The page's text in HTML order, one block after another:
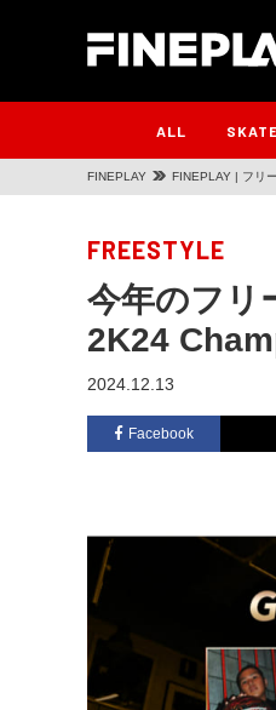
ALL SKATE
FINEPLAY FINEPLAY | フリ
FREESTYLE
今年のフリ
2K24
2024.12.13
Facebook